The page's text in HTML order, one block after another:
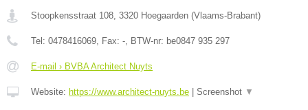
Stoopkensstraat 108 3320 Hoegaarden (Vlaams-Brabant)
Tel: 0478416069 , Fax: - , BTW-nr: be0847 935 297
E-mail › BVBA Architect Nuyts
Website: https://www.architect-nuyts.be Screenshot ▼